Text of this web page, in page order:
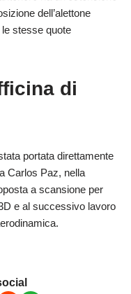
dell’alettone
stesse quote
di
portata direttamente
Carlos Paz, nella
a scansione per
e al successivo lavoro